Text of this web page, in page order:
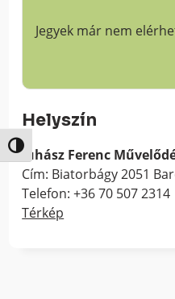
Nagy kontraszt váltása
Jegyek már nem
Helyszín
Juhász Ferenc
Cím: Biatorbágy 2051
Telefon: +36 70 507 2314
Térkép